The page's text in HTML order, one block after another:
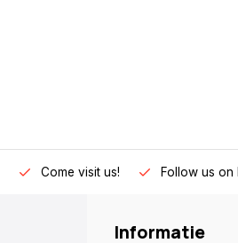
Come visit us! Follow us on
Informatie